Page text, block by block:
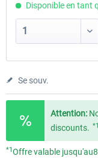
Disponible en tant
Se souv.
Attention:
discounts. *1
*1Offre valable